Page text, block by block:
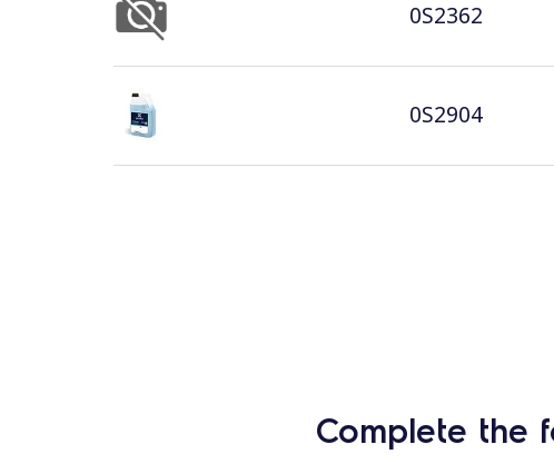
0S2362
0S2904
Complete the